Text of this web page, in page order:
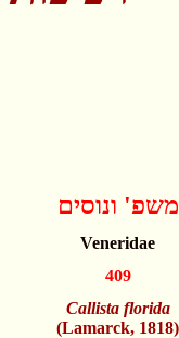
משפ' ונוסים
Veneridae
409
Callista florida
(Lamarck, 1818)